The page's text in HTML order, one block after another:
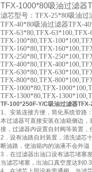
TFX-1000*80吸油过滤器
滤芯型号：TFX-25*80吸油过
TFX-40*80吸油过滤器TFX-
TFX-63*80,TFX-63*100,TFX-
TFX-100*80,TFX-
TFX-160*80,TFX-
TFX-250*80,TFX-
TFX-400*80,TFX-
TFX-630*80,TFX-
TFX-800*80,TFX-
TFX-1000*80,TFX-
TFX-1300*80,TFX-
TF-100*250F-Y/C吸油过滤器
1、安装连接方便，简化系统管路
本过滤器可直接安装在油箱侧边
接，过滤器内设置自封阀等装置
2．设有油路自封装置，清洗滤芯
断油路，使油箱内的油液不会外
3．在过滤器出油口设有滤芯堵塞
当滤芯堵塞，出油口真空度达到